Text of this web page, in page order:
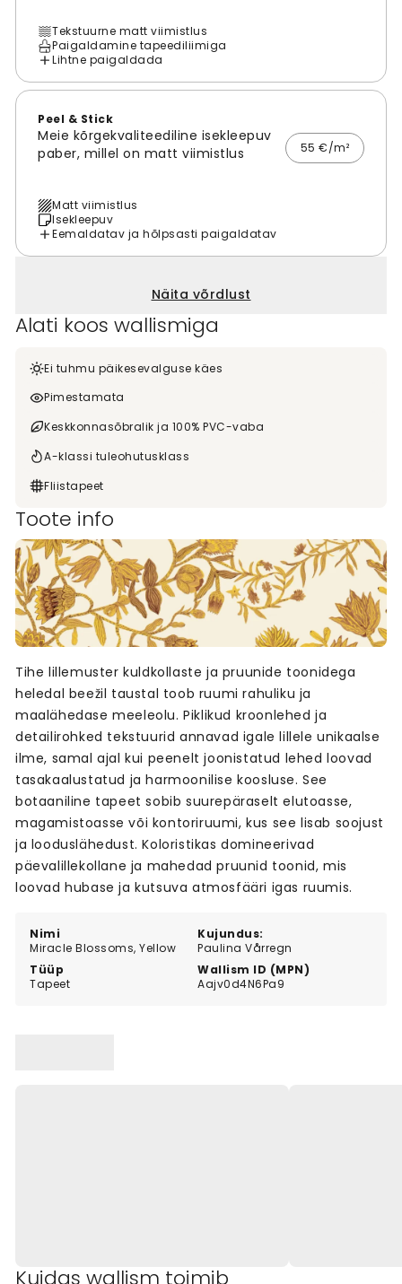
Tekstuurne matt viimistlus
Paigaldamine tapeediliimiga
Lihtne paigaldada
Peel & Stick
Meie kõrgekvaliteediline isekleepuv
paber, millel on matt viimistlus
55 €/m²
Matt viimistlus
Isekleepuv
Eemaldatav ja hõlpsasti paigaldatav
Näita võrdlust
Alati koos wallismiga
Ei tuhmu päikesevalguse käes
Pimestamata
Keskkonnasõbralik ja 100% PVC-vaba
A-klassi tuleohutusklass
Fliistapeet
Toote info
Nimi
Miracle Blossoms, Yellow
Kujundus:
Paulina Vårregn
Tüüp
Tapeet
Wallism ID (MPN)
Aajv0d4N6Pa9
Tihe lillemuster kuldkollaste ja pruunide toonidega
heledal beežil taustal toob ruumi rahuliku ja
maalähedase meeleolu. Piklikud kroonlehed ja
detailirohked tekstuurid annavad igale lillele unikaalse
ilme, samal ajal kui peenelt joonistatud lehed loovad
tasakaalustatud ja harmoonilise koosluse. See
botaaniline tapeet sobib suurepäraselt elutoasse,
magamistoasse või kontoriruumi, kus see lisab soojust
ja looduslähedust. Koloristikas domineerivad
päevalillekollane ja mahedad pruunid toonid, mis
loovad hubase ja kutsuva atmosfääri igas ruumis.
Kuidas wallism toimib